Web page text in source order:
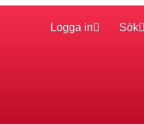
Logga in Sök